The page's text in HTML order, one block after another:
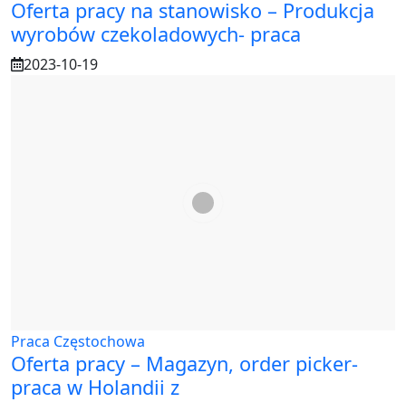
Oferta pracy na stanowisko – Produkcja
wyrobów czekoladowych- praca
2023-10-19
Praca Częstochowa
Oferta pracy – Magazyn, order picker-
praca w Holandii z